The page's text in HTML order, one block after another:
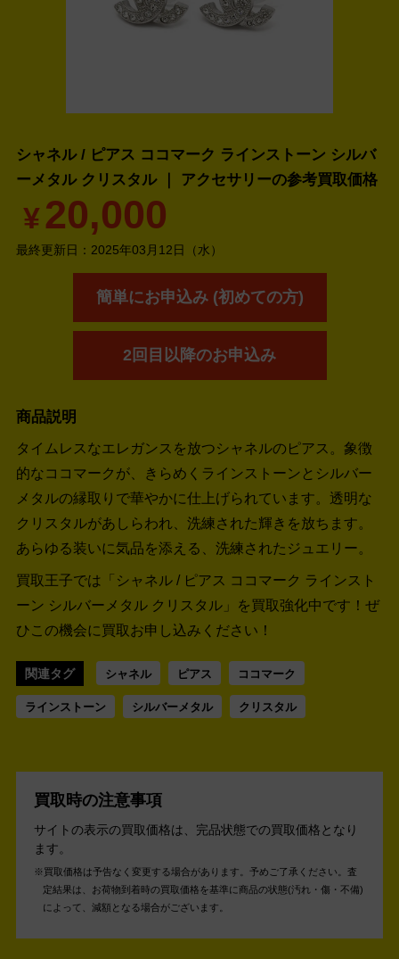
シャネル / ピアス ココマーク ラインストーン シルバ
ーメタル クリスタル ｜ アクセサリーの参考買取価格
¥20,000
最終更新日： 2025年03月12日（水）
簡単にお申込み (初めての方)
2回目以降のお申込み
商品説明
タイムレスなエレガンスを放つシャネルのピアス。象徴
的なココマークが、きらめくラインストーンとシルバー
メタルの縁取りで華やかに仕上げられています。透明な
クリスタルがあしらわれ、洗練された輝きを放ちます。
あらゆる装いに気品を添える、洗練されたジュエリー。
買取王子では「シャネル / ピアス ココマーク ラインスト
ーン シルバーメタル クリスタル」を買取強化中です！ ぜ
ひこの機会に買取お申し込みください！
関連タグ シャネル ピアス ココマーク
ラインストーン シルバーメタル クリスタル
買取時の注意事項
サイトの表示の買取価格は、完品状態での買取価格となり
ます。
買取価格は予告なく変更する場合があります。予めご了承ください。 査
定結果は、お荷物到着時の買取価格を基準に商品の状態(汚れ・傷・不備)
によって、減額となる場合がございます。